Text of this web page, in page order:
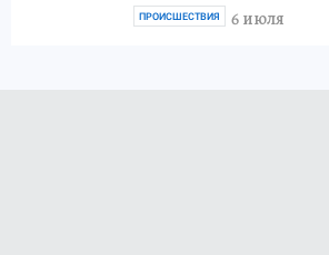
6 июля
ПРОИСШЕСТВИЯ